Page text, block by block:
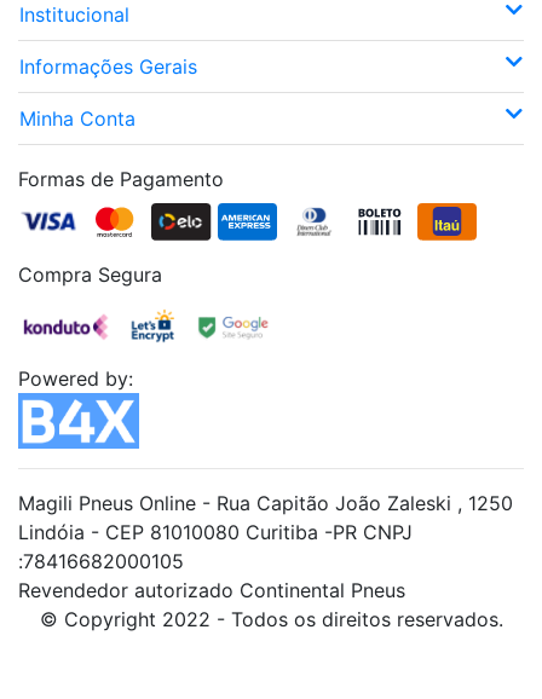
Institucional
Informações Gerais
Minha Conta
Formas de Pagamento
Compra Segura
Powered by:
Magili Pneus Online - Rua Capitão João Zaleski , 1250
Lindóia - CEP 81010080 Curitiba -PR CNPJ
:78416682000105
Revendedor autorizado Continental Pneus
© Copyright 2022 - Todos os direitos reservados.